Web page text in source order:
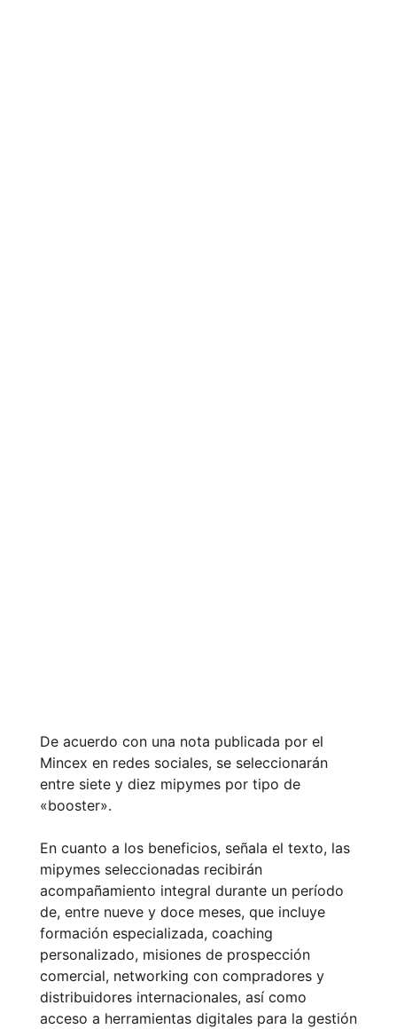
De acuerdo con una nota publicada por el
Mincex en redes sociales, se seleccionarán
entre siete y diez mipymes por tipo de
«booster».
En cuanto a los beneficios, señala el texto, las
mipymes seleccionadas recibirán
acompañamiento integral durante un período
de, entre nueve y doce meses, que incluye
formación especializada, coaching
personalizado, misiones de prospección
comercial, networking con compradores y
distribuidores internacionales, así como
acceso a herramientas digitales para la gestión